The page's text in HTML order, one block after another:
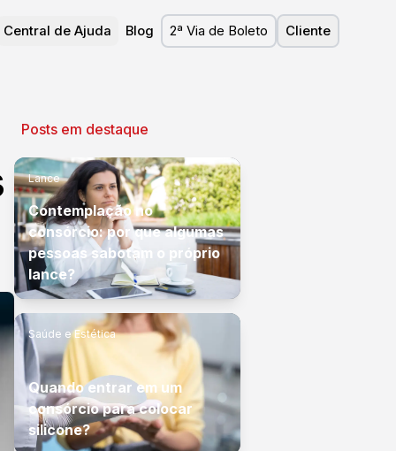
Central de Ajuda Blog 2ª Via de Boleto Cliente
Posts em destaque
Lance
Contemplação no
consórcio: por que algumas
pessoas sabotam o próprio
lance?
Saúde e Estética
Quando entrar em um
consórcio para colocar
silicone?